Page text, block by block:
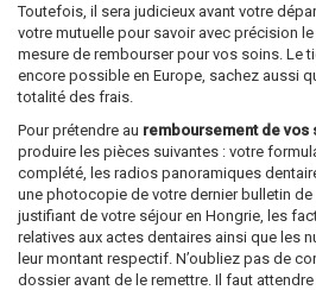
Toutefois, il sera judicieux avant votre
votre mutuelle pour savoir avec précision
mesure de rembourser pour vos soins. Le
encore possible en Europe, sachez aussi
totalité des frais.
Pour prétendre au remboursement de vos
produire les pièces suivantes : votre
complété, les radios panoramiques
une photocopie de votre dernier bulletin
justifiant de votre séjour en Hongrie, les
relatives aux actes dentaires ainsi que les
leur montant respectif. N’oubliez pas de
dossier avant de le remettre. Il faut